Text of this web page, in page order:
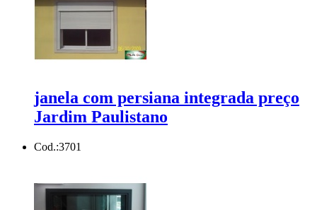
janela com persiana integrada preço
Jardim Paulistano
Cod.:3701